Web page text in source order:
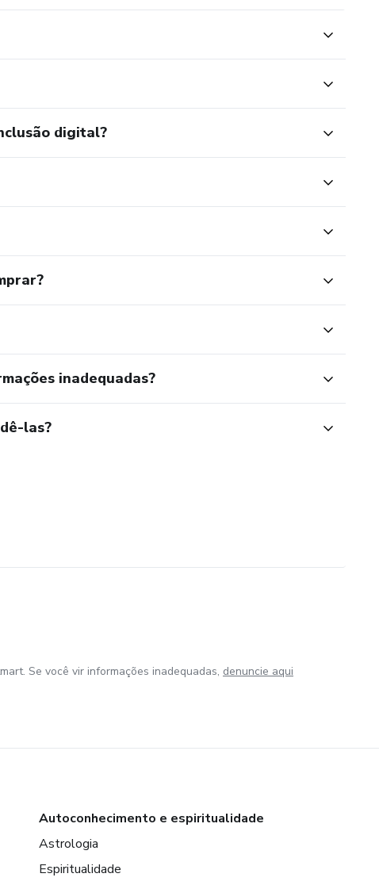
digital?
inadequadas?
las?
Se você vir informações inadequadas, denuncie aqui
Autoconhecimento e espiritualidade
Astrologia
Espiritualidade